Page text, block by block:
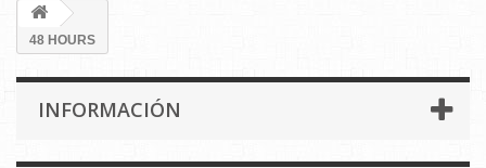
48 HOURS
INFORMACIÓN